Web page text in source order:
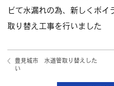
ビて水漏れの為、新しくボイ
取り替え工事を行いました
豊見城市 水道管取り替えした
い